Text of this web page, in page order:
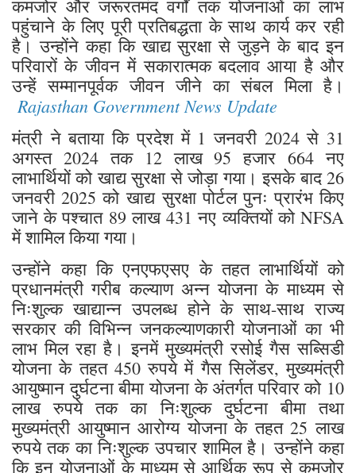
कमजोर और जरूरतमंद वर्गों तक योजनाओं का लाभ
पहुंचाने के लिए पूरी प्रतिबद्धता के साथ कार्य कर रही
है। उन्होंने कहा कि खाद्य सुरक्षा से जुड़ने के बाद इन
परिवारों के जीवन में सकारात्मक बदलाव आया है और
उन्हें सम्मानपूर्वक जीवन जीने का संबल मिला है।
Rajasthan Government News Update
मंत्री ने बताया कि प्रदेश में 1 जनवरी 2024 से 31
अगस्त 2024 तक 12 लाख 95 हजार 664 नए
लाभार्थियों को खाद्य सुरक्षा से जोड़ा गया। इसके बाद 26
जनवरी 2025 को खाद्य सुरक्षा पोर्टल पुनः प्रारंभ किए
जाने के पश्चात 89 लाख 431 नए व्यक्तियों को NFSA
में शामिल किया गया।
उन्होंने कहा कि एनएफएसए के तहत लाभार्थियों को
प्रधानमंत्री गरीब कल्याण अन्न योजना के माध्यम से
निःशुल्क खाद्यान्न उपलब्ध होने के साथ-साथ राज्य
सरकार की विभिन्न जनकल्याणकारी योजनाओं का भी
लाभ मिल रहा है। इनमें मुख्यमंत्री रसोई गैस सब्सिडी
योजना के तहत 450 रुपये में गैस सिलेंडर, मुख्यमंत्री
आयुष्मान दुर्घटना बीमा योजना के अंतर्गत परिवार को 10
लाख रुपये तक का निःशुल्क दुर्घटना बीमा तथा
मुख्यमंत्री आयुष्मान आरोग्य योजना के तहत 25 लाख
रुपये तक का निःशुल्क उपचार शामिल है। उन्होंने कहा
कि इन योजनाओं के माध्यम से आर्थिक रूप से कमजोर